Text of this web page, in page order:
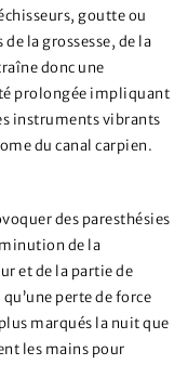
goutte ou
la grossesse, de la
donc une
prolongée impliquant
instruments vibrants
du canal carpien.
des paresthésies
de la
et de la partie de
perte de force
marqués la nuit que
les mains pour